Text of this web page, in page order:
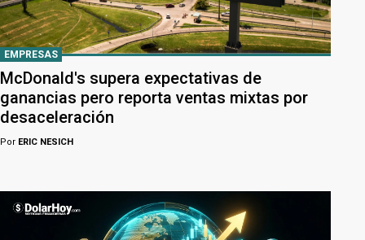
EMPRESAS
McDonald's supera expectativas de
ganancias pero reporta ventas mixtas por
desaceleración
Por ERIC NESICH